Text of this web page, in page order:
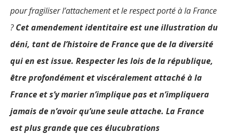
pour fragiliser l’attachement et le respect porté à la France
?Cet amendement identitaire est une illustration du
déni, tant de l’histoire de France que de la diversité
qui en est issue. Respecter les lois de la république,
être profondément et viscéralement attaché à la
France et s’y marier n’implique pas et n’impliquera
jamais de n’avoir qu’une seule attache. La France
est plus grande que ces élucubrations